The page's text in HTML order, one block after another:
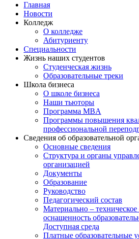
Главная
Новости
Колледж
О колледже
Абитуриенту
Специальности
Жизнь наших студентов
Студенческая жизнь
Образовательные треки
Школа бизнеса
О школе бизнеса
Наши тьюторы
Программа MBA
Программы повышения
профессиональной
Сведения об образовательной
Основные сведения
Структура и органы
организацией
Документы
Образование
Руководство
Педагогический состав
Материально –
оснащенность
Доступная среда
Платные образовательные